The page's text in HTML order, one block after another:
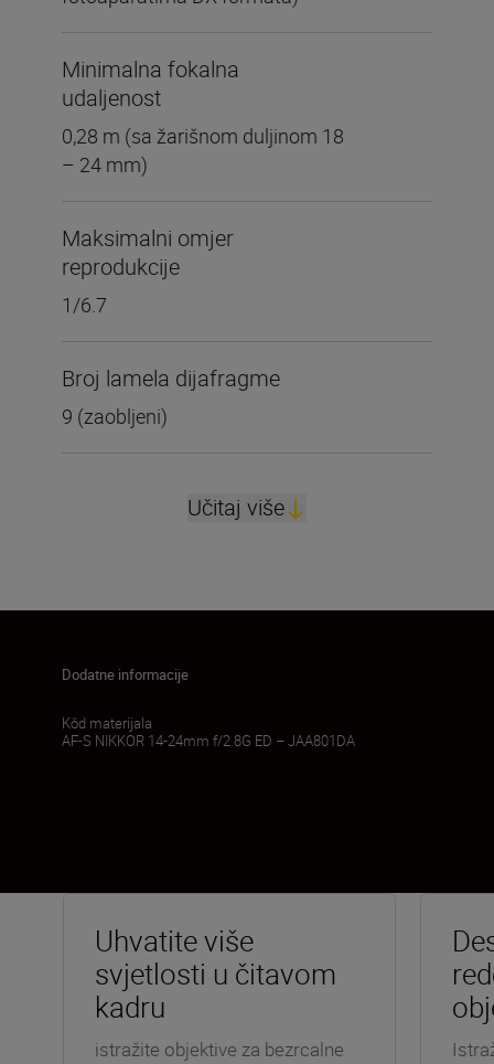
Minimalna fokalna
udaljenost
0,28 m (sa žarišnom duljinom 18
– 24 mm)
Maksimalni omjer
reprodukcije
1/6.7
Broj lamela dijafragme
9 (zaobljeni)
Učitaj više
Dodatne informacije
Kôd materijala
AF-S NIKKOR 14-24mm f/2.8G ED – JAA801DA
Uhvatite više
svjetlosti u čitavom
kadru
istražite objektive za bezrcalne